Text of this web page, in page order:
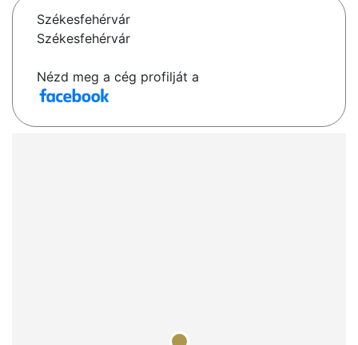
Székesfehérvár
Székesfehérvár
Nézd meg a cég profilját a